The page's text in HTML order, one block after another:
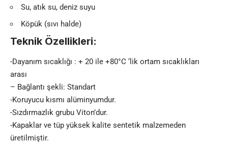
Su, atık su, deniz suyu
Köpük (sıvı halde)
Teknik Özellikleri:
-Dayanım sıcaklığı : + 20 ile +80°C ‘lik ortam sıcaklıkları
arası
– Bağlantı şekli: Standart
-Koruyucu kısmı alüminyumdur.
-Sızdırmazlık grubu Viton’dur.
-Kapaklar ve tüp yüksek kalite sentetik malzemeden
üretilmiştir.